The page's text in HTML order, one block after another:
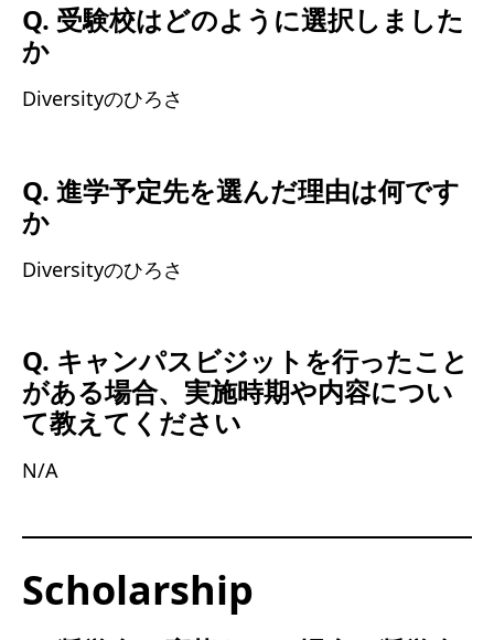
Q. 受験校はどのように選択しました
か
Diversityのひろさ
Q. 進学予定先を選んだ理由は何です
か
Diversityのひろさ
Q. キャンパスビジットを行ったこと
がある場合、実施時期や内容につい
て教えてください
N/A
Scholarship